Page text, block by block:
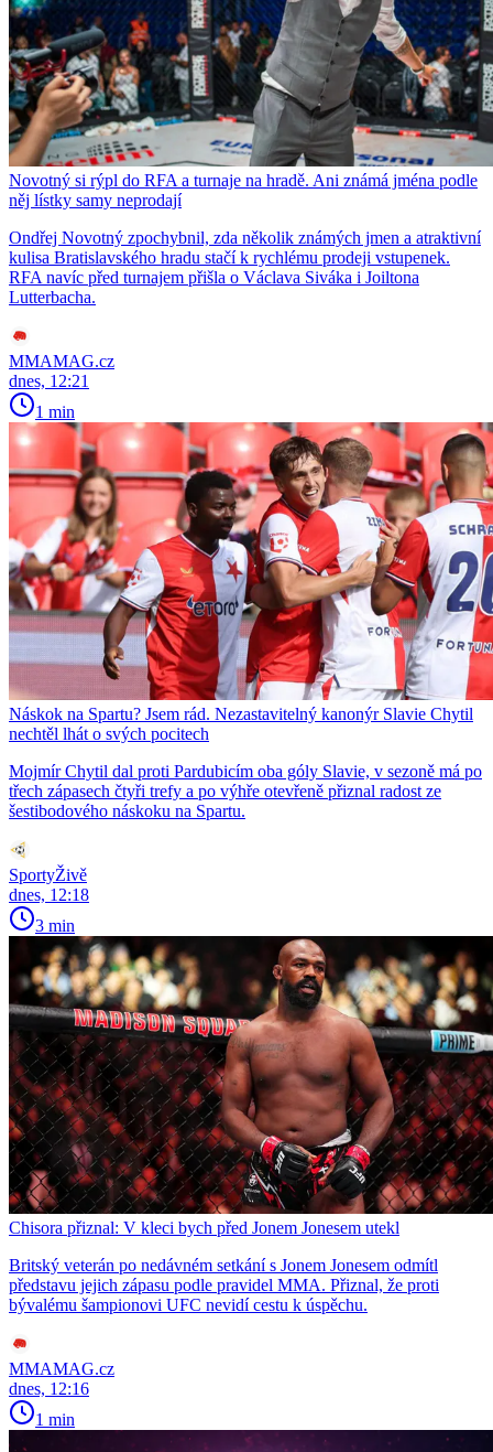
Novotný si rýpl do RFA a turnaje na hradě. Ani známá jména podle
něj lístky samy neprodají
Ondřej Novotný zpochybnil, zda několik známých jmen a atraktivní
kulisa Bratislavského hradu stačí k rychlému prodeji vstupenek.
RFA navíc před turnajem přišla o Václava Siváka i Joiltona
Lutterbacha.
MMAMAG.cz
dnes, 12:21
1 min
Náskok na Spartu? Jsem rád. Nezastavitelný kanonýr Slavie Chytil
nechtěl lhát o svých pocitech
Mojmír Chytil dal proti Pardubicím oba góly Slavie, v sezoně má po
třech zápasech čtyři trefy a po výhře otevřeně přiznal radost ze
šestibodového náskoku na Spartu.
SportyŽivě
dnes, 12:18
3 min
Chisora přiznal: V kleci bych před Jonem Jonesem utekl
Britský veterán po nedávném setkání s Jonem Jonesem odmítl
představu jejich zápasu podle pravidel MMA. Přiznal, že proti
bývalému šampionovi UFC nevidí cestu k úspěchu.
MMAMAG.cz
dnes, 12:16
1 min